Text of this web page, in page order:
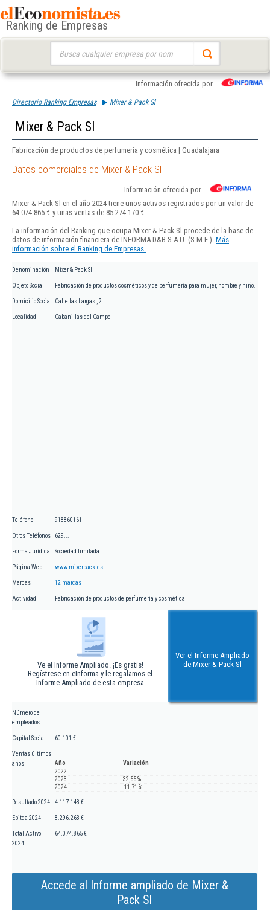
Ranking de Empresas
Información ofrecida por
Directorio Ranking Empresas Mixer & Pack Sl
Mixer & Pack Sl
Fabricación de productos de perfumería y cosmética | Guadalajara
Datos comerciales de Mixer & Pack Sl
Información ofrecida por
Mixer & Pack Sl en el año 2024 tiene unos activos registrados por un valor de
64.074.865 € y unas ventas de 85.274.170 €.
La información del Ranking que ocupa Mixer & Pack Sl procede de la base de
datos de información financiera de INFORMA D&B S.A.U. (S.M.E.). Más
información sobre el Ranking de Empresas.
Denominación Mixer & Pack Sl
Objeto Social Fabricación de productos cosméticos y de perfumería para mujer, hombre y niño.
Domicilio Social Calle las Largas , 2
Localidad Cabanillas del Campo
Teléfono 918860161
Otros Teléfonos 629...
Forma Jurídica Sociedad limitada
Página Web www.mixerpack.es
Marcas 12 marcas
Actividad Fabricación de productos de perfumería y cosmética
Ve el Informe Ampliado. ¡Es gratis!
Regístrese en eInforma y le regalamos el
Informe Ampliado de esta empresa
Ver el Informe Ampliado
de Mixer & Pack Sl
Número de
empleados
Capital Social 60.101 €
Ventas últimos
años
Año
Variación
2022
2023
32,55 %
2024
-11,71 %
Resultado 2024 4.117.148 €
Ebitda 2024 8.296.263 €
Total Activo
2024
64.074.865 €
Accede al Informe ampliado de Mixer &
Pack Sl